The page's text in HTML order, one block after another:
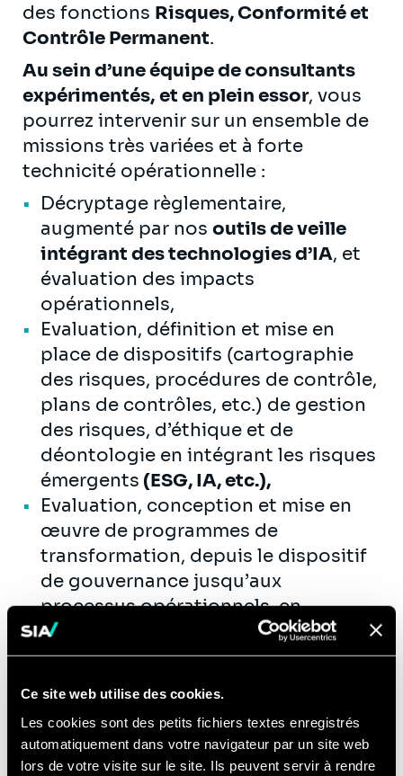
Ce site web utilise des cookies.
Les cookies sont des petits fichiers textes enregistrés
automatiquement dans votre navigateur par un site web
lors de votre visite sur le site. Ils peuvent servir à rendre
des fonctions Risques, Conformité et
Contrôle Permanent.
Au sein d’une équipe de consultants
expérimentés, et en plein essor, vous
pourrez intervenir sur un ensemble de
missions très variées et à forte
technicité opérationnelle :
Décryptage règlementaire,
augmenté par nos outils de veille
intégrant des technologies d’IA, et
évaluation des impacts
opérationnels,
Evaluation, définition et mise en
place de dispositifs (cartographie
des risques, procédures de contrôle,
plans de contrôles, etc.) de gestion
des risques, d’éthique et de
déontologie en intégrant les risques
émergents (ESG, IA, etc.),
Evaluation, conception et mise en
œuvre de programmes de
transformation, depuis le dispositif
de gouvernance jusqu’aux
processus opérationnels, en
s’appuyant sur les
meilleurs
pratiques de place et l’émergence de
d’une culture du changement,
Diagnostic et audit de l’atteinte des